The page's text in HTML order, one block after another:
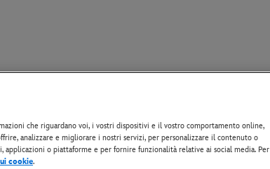
Prossimamente Altri film
che riguardano voi, i vostri dispositivi e il vostro comportamento online,
analizzare e migliorare i nostri servizi, per personalizzare il contenuto o
applicazioni o piattaforme e per fornire funzionalità relative ai social media. Per
cookie.